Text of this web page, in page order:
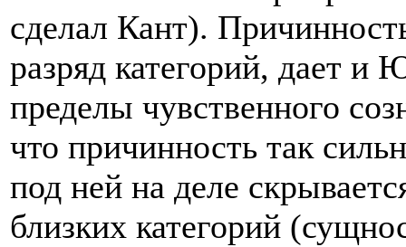
сделал Кант).
разряд категорий, дает и
пределы чувственного
что причинность так
под ней на деле
близких категорий